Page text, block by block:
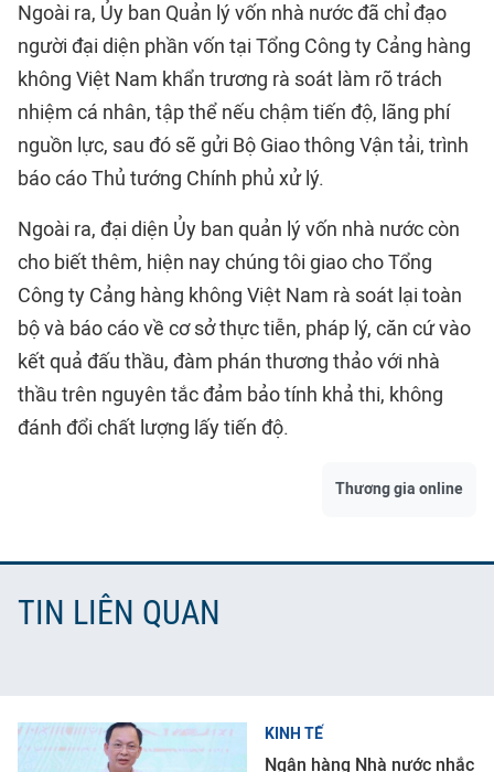
Ngoài ra, Ủy ban Quản lý vốn nhà nước đã chỉ đạo
người đại diện phần vốn tại Tổng Công ty Cảng hàng
không Việt Nam khẩn trương rà soát làm rõ trách
nhiệm cá nhân, tập thể nếu chậm tiến độ, lãng phí
nguồn lực, sau đó sẽ gửi Bộ Giao thông Vận tải, trình
báo cáo Thủ tướng Chính phủ xử lý.
Ngoài ra, đại diện Ủy ban quản lý vốn nhà nước còn
cho biết thêm, hiện nay chúng tôi giao cho Tổng
Công ty Cảng hàng không Việt Nam rà soát lại toàn
bộ và báo cáo về cơ sở thực tiễn, pháp lý, căn cứ vào
kết quả đấu thầu, đàm phán thương thảo với nhà
thầu trên nguyên tắc đảm bảo tính khả thi, không
đánh đổi chất lượng lấy tiến độ.
Thương gia online
TIN LIÊN QUAN
KINH TẾ
Ngân hàng Nhà nước nhắc